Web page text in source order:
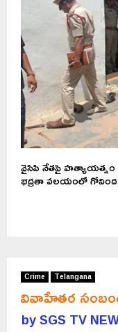
వైసిపి నేతపై హత్యాయత్నం
భద్రతా వలయంలో
Crime Telangana
వివాహేతర
bySGS TV